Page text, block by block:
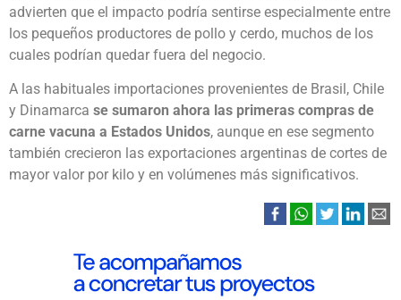
advierten que el impacto podría sentirse especialmente entre
los pequeños productores de pollo y cerdo, muchos de los
cuales podrían quedar fuera del negocio.
A las habituales importaciones provenientes de Brasil, Chile
y Dinamarca se sumaron ahora las primeras compras de
carne vacuna a Estados Unidos, aunque en ese segmento
también crecieron las exportaciones argentinas de cortes de
mayor valor por kilo y en volúmenes más significativos.